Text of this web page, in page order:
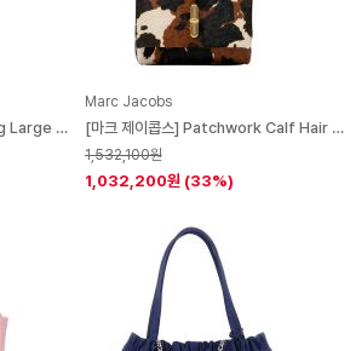
[마크 제이콥스] The Tote Bag Large Striped Purple Muti Pvc Shoulder
Marc Jacobs
[마크 제이콥스] Patchwork Calf Hair Shoulder Bag
1,532,100원
1,032,200원 (33%)